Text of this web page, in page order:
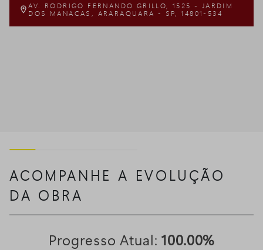
AV. RODRIGO FERNANDO GRILLO, 1525 - JARDIM
DOS MANACAS, ARARAQUARA - SP, 14801-534
ACOMPANHE A EVOLUÇÃO
DA OBRA
Progresso Atual:100.00%